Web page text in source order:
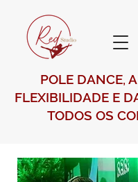
POLE DANCE,
FLEXIBILIDADE E
TODOS OS